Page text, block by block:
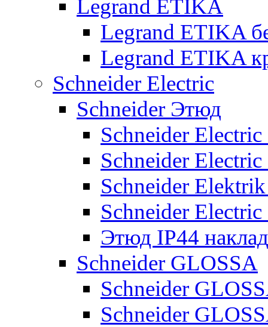
Legrand ETIKA
Legrand ETIKA
Legrand ETIKA
Schneider Electric
Schneider Этюд
Schneider
Schneider
Schneider
Schneider
Этюд IP44
Schneider GLOSSA
Schneider
Schneider